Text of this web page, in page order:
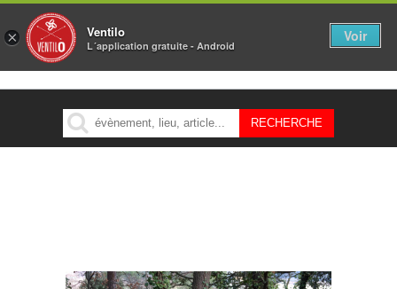
MENU
× Ventilo
L´application gratuite - Android
Voir